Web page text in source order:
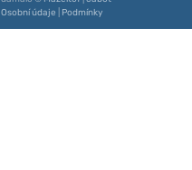
Osobní údaje
Podmínky